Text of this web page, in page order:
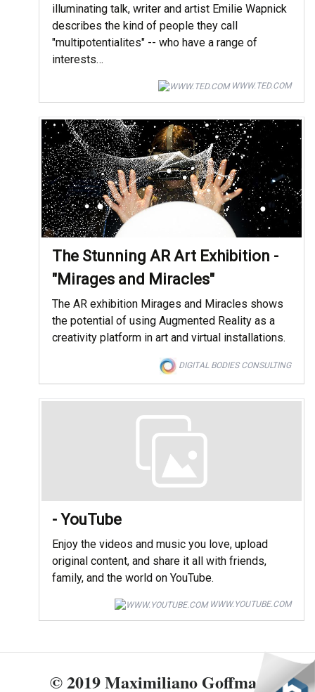
illuminating talk, writer and artist Emilie Wapnick
describes the kind of people they call
"multipotentialites" -- who have a range of
interests…
WWW.TED.COM
The Stunning AR Art Exhibition -
"Mirages and Miracles"
The AR exhibition Mirages and Miracles shows
the potential of using Augmented Reality as a
creativity platform in art and virtual installations.
DIGITAL BODIES CONSULTING
- YouTube
Enjoy the videos and music you love, upload
original content, and share it all with friends,
family, and the world on YouTube.
WWW.YOUTUBE.COM
© 2019 Maximiliano Goffman